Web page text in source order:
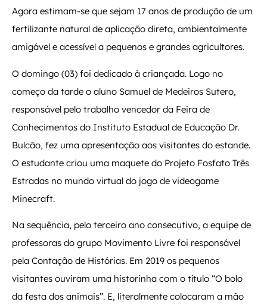
Agora estimam-se que sejam 17 anos de produção de um
fertilizante natural de aplicação direta, ambientalmente
amigável e acessível a pequenos e grandes agricultores.
O domingo (03) foi dedicado à criançada. Logo no
começo da tarde o aluno Samuel de Medeiros Sutero,
responsável pelo trabalho vencedor da Feira de
Conhecimentos do Instituto Estadual de Educação Dr.
Bulcão, fez uma apresentação aos visitantes do estande.
O estudante criou uma maquete do Projeto Fosfato Três
Estradas no mundo virtual do jogo de videogame
Minecraft.
Na sequência, pelo terceiro ano consecutivo, a equipe de
professoras do grupo Movimento Livre foi responsável
pela Contação de Histórias. Em 2019 os pequenos
visitantes ouviram uma historinha com o título “O bolo
da festa dos animais”. E, literalmente colocaram a mão